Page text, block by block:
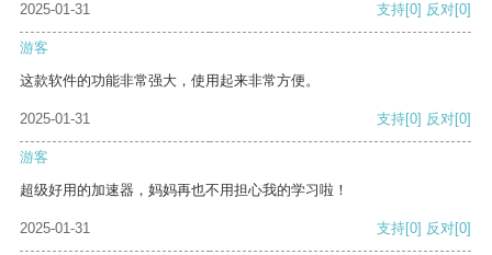
2025-01-31 支持[0] 反对[0]
游客
这款软件的功能非常强大，使用起来非常方便。
2025-01-31 支持[0] 反对[0]
游客
超级好用的加速器，妈妈再也不用担心我的学习啦！
2025-01-31 支持[0] 反对[0]